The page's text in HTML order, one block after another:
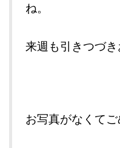
ね。
来週も引きつづき
お写真がなくてご